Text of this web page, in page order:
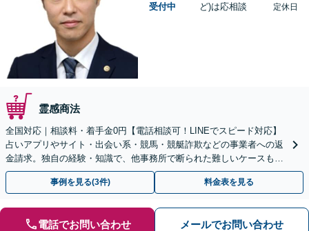
受付中
ど)は応相談
定休日
霊感商法
全国対応｜相談料・着手金0円【電話相談可！LINEでスピード対応】
占いアプリやサイト・出会い系・競馬・競艇詐欺などの事業者への返
金請求。独自の経験・知識で、他事務所で断られた難しいケースも解
決に導いた実績あり。まずはお気軽にご相談ください
事例を見る(3件) 料金表を見る
電話でお問い合わせ メールでお問い合わせ